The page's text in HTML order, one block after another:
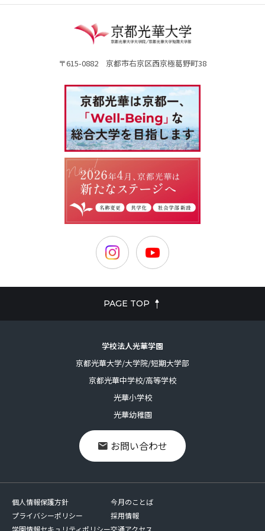
〒615-0882 京都市右京区西京極葛野町38
PAGE TOP
学校法人光華学園
京都光華大学/大学院/短期大学部
京都光華中学校/高等学校
光華小学校
光華幼稚園
お問い合わせ
個人情報保護方針
プライバシーポリシー
今月のことば
採用情報